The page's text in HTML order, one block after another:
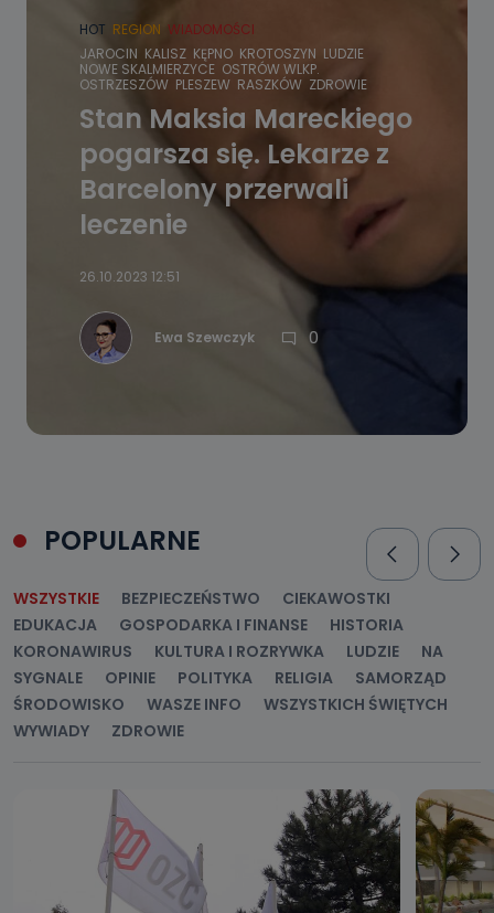
HOT REGION WIADOMOŚCI
JAROCIN KALISZ KĘPNO KROTOSZYN LUDZIE
NOWE SKALMIERZYCE OSTRÓW WLKP.
OSTRZESZÓW PLESZEW RASZKÓW ZDROWIE
Stan Maksia Mareckiego
pogarsza się. Lekarze z
Barcelony przerwali
leczenie
26.10.2023 12:51
Ewa Szewczyk 0
POPULARNE
WSZYSTKIE BEZPIECZEŃSTWO
CIEKAWOSTKI
EDUKACJA
GOSPODARKA I FINANSE
HISTORIA
KORONAWIRUS
KULTURA I ROZRYWKA LUDZIE
NA
SYGNALE
OPINIE POLITYKA RELIGIA
SAMORZĄD
ŚRODOWISKO
WASZE INFO
WSZYSTKICH ŚWIĘTYCH
WYWIADY
ZDROWIE